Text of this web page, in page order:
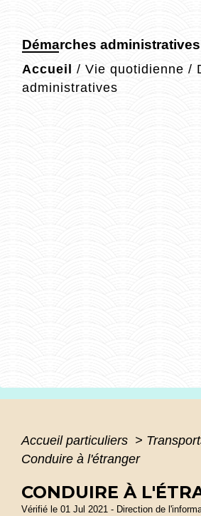
Démarches administratives
Accueil / Vie quotidienne /
administratives
Accueil particuliers >
Conduire à l'étranger
CONDUIRE À
Vérifié le 01 Jul 2021 - Direction de